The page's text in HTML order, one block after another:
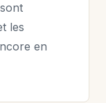
les
en